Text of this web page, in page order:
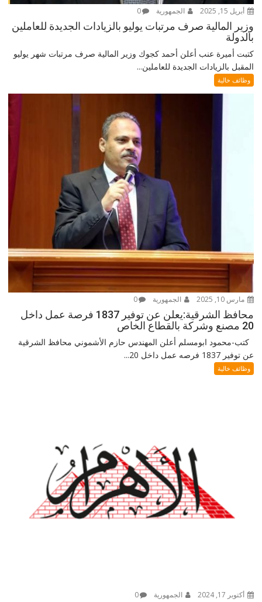
أبريل 15, 2025 الجمهورية 0
وزير المالية صرف مرتبات يوليو بالزيادات الجديدة للعاملين
بالدولة
كتبت أميرة عنب أعلن أحمد كجوك وزير المالية صرف مرتبات شهر يوليو
المقبل بالزيادات الجديدة للعاملين...
وظائف خالية
مارس 10, 2025 الجمهورية 0
محافظ الشرقية:يعلن عن توفير 1837 فرصة عمل داخل
20 مصنع وشركة بالقطاع الخاص
كتب-محمود ابومسلم أعلن المهندس حازم الأشموني محافظ الشرقية
عن توفير 1837 فرصه عمل داخل 20...
وظائف خالية
أكتوبر 17, 2024 الجمهورية 0